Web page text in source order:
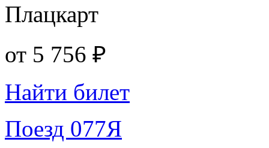
Плацкарт
от 5 756 ₽
Найти билет
Поезд 077Я